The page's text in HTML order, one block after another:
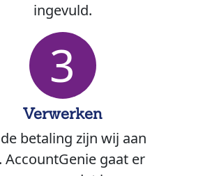
ingevuld.
3
Verwerken
betaling zijn wij aan
AccountGenie gaat er